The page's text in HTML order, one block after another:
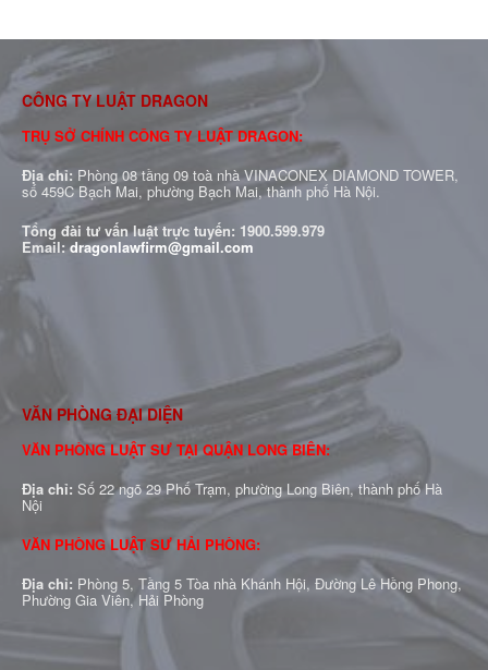
CÔNG TY LUẬT DRAGON
TRỤ SỞ CHÍNH CÔNG TY LUẬT DRAGON:
Địa chỉ: Phòng 08 tầng 09 toà nhà VINACONEX DIAMOND TOWER,
số 459C Bạch Mai, phường Bạch Mai, thành phố Hà Nội.
Tổng đài tư vấn luật trực tuyến: 1900.599.979
Email:dragonlawfirm@gmail.com
VĂN PHÒNG ĐẠI DIỆN
VĂN PHÒNG LUẬT SƯ TẠI QUẬN LONG BIÊN:
Địa chỉ: Số 22 ngõ 29 Phố Trạm, phường Long Biên, thành phố Hà
Nội
VĂN PHÒNG LUẬT SƯ HẢI PHÒNG:
Địa chỉ: Phòng 5, Tầng 5 Tòa nhà Khánh Hội, Đường Lê Hồng Phong,
Phường Gia Viên, Hải Phòng